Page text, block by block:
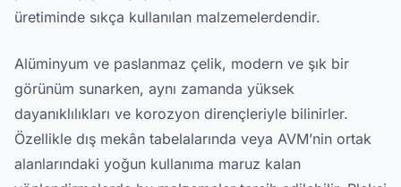
üretiminde sıkça kullanılan malzemelerdendir.
Alüminyum ve paslanmaz çelik, modern ve şık bir
görünüm sunarken, aynı zamanda yüksek
dayanıklılıkları ve korozyon dirençleriyle bilinirler.
Özellikle dış mekân tabelalarında veya AVM’nin ortak
alanlarındaki yoğun kullanıma maruz kalan